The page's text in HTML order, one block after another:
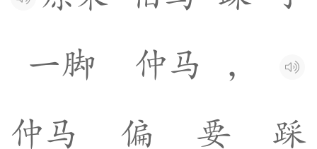
一脚 仲马
，
仲马 偏 要
踩